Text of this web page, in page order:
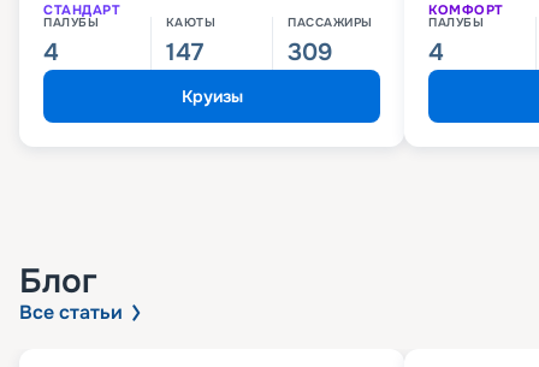
СТАНДАРТ
ПАЛУБЫ
4
КАЮТЫ
147
ПАССАЖИРЫ
309
Круизы
КОМФОРТ
ПАЛУБЫ
4
Блог
Все статьи